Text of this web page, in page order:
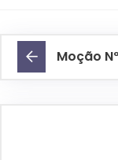
Moção